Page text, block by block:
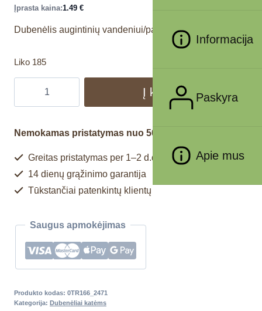
Informacija
Paskyra
Apie mus
Įprasta kaina:1.49 €
Dubenėlis augintinių vandeniui/pašarui.
Liko 185
Į krepšelį
Nemokamas pristatymas nuo 50€
Greitas pristatymas per 1–2 d.d.
14 dienų grąžinimo garantija
Tūkstančiai patenkintų klientų
Saugus apmokėjimas
Produkto kodas: 0TR166_2471
Kategorija: Dubenėliai katėms